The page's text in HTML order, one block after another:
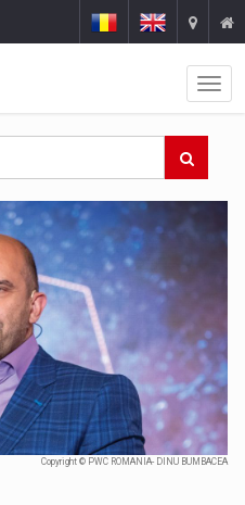
Copyright © PWC ROMANIA- DINU BUMBACEA